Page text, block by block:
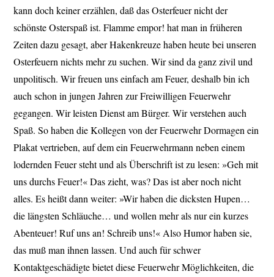
kann doch keiner erzählen, daß das Osterfeuer nicht der
schönste Osterspaß ist. Flamme empor! hat man in früheren
Zeiten dazu gesagt, aber Hakenkreuze haben heute bei unseren
Osterfeuern nichts mehr zu suchen. Wir sind da ganz zivil und
unpolitisch. Wir freuen uns einfach am Feuer, deshalb bin ich
auch schon in jungen Jahren zur Freiwilligen Feuerwehr
gegangen. Wir leisten Dienst am Bürger. Wir verstehen auch
Spaß. So haben die Kollegen von der Feuerwehr Dormagen ein
Plakat vertrieben, auf dem ein Feuerwehrmann neben einem
lodernden Feuer steht und als Überschrift ist zu lesen: »Geh mit
uns durchs Feuer!« Das zieht, was? Das ist aber noch nicht
alles. Es heißt dann weiter: »Wir haben die dicksten Hupen…
die längsten Schläuche… und wollen mehr als nur ein kurzes
Abenteuer! Ruf uns an! Schreib uns!« Also Humor haben sie,
das muß man ihnen lassen. Und auch für schwer
Kontaktgeschädigte bietet diese Feuerwehr Möglichkeiten, die